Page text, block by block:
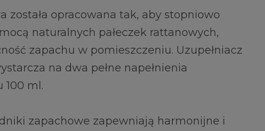
została opracowana tak, aby stopniowo
naturalnych pałeczek rattanowych,
zapachu w pomieszczeniu. Uzupełniacz
na dwa pełne napełnienia
100 ml.
zapachowe zapewniają harmonijne i